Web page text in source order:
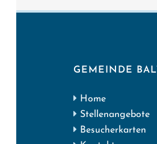
GEMEINDE
Home
Stellenangebote
Besucherkarten